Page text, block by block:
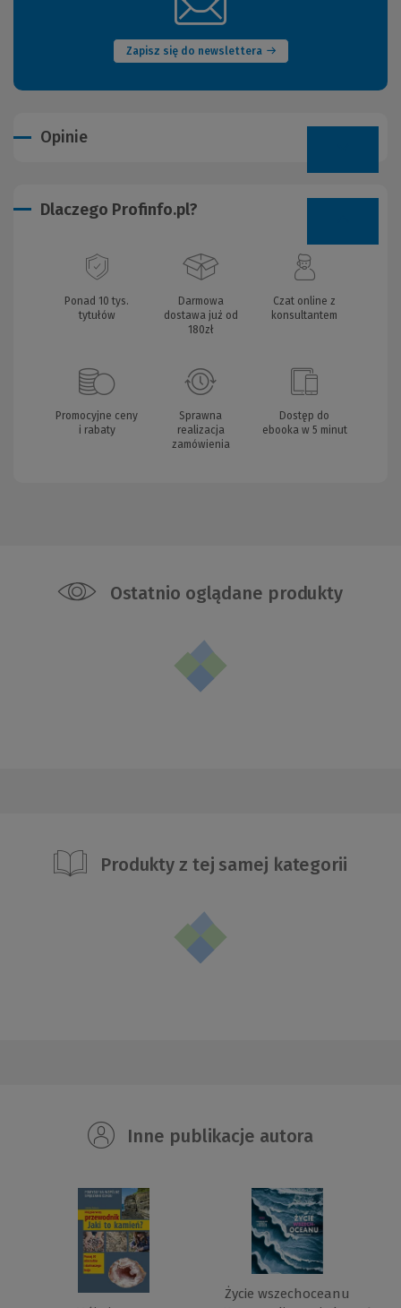
Zapisz się do newslettera
(Nowe
okno)
Opinie
Dlaczego Profinfo.pl?
Ponad 10 tys.
tytułów
Darmowa
dostawa już od
180zł
Czat online z
konsultantem
Promocyjne ceny
i rabaty
Sprawna
realizacja
zamówienia
Dostęp do
ebooka w 5 minut
Ostatnio oglądane produkty
Produkty z tej samej kategorii
Inne publikacje autora
Życie wszechoceanu